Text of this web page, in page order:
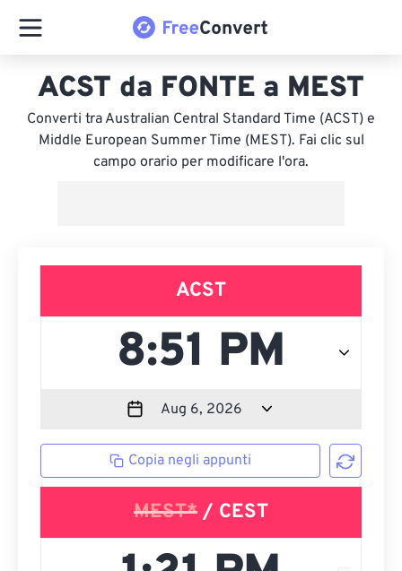
ACST da FONTE a MEST
Converti tra Australian Central Standard Time (ACST) e
Middle European Summer Time (MEST). Fai clic sul
campo orario per modificare l'ora.
ACST
Copia negli appunti
MEST* / CEST